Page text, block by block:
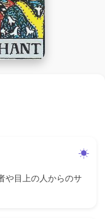
や目上の人からのサ